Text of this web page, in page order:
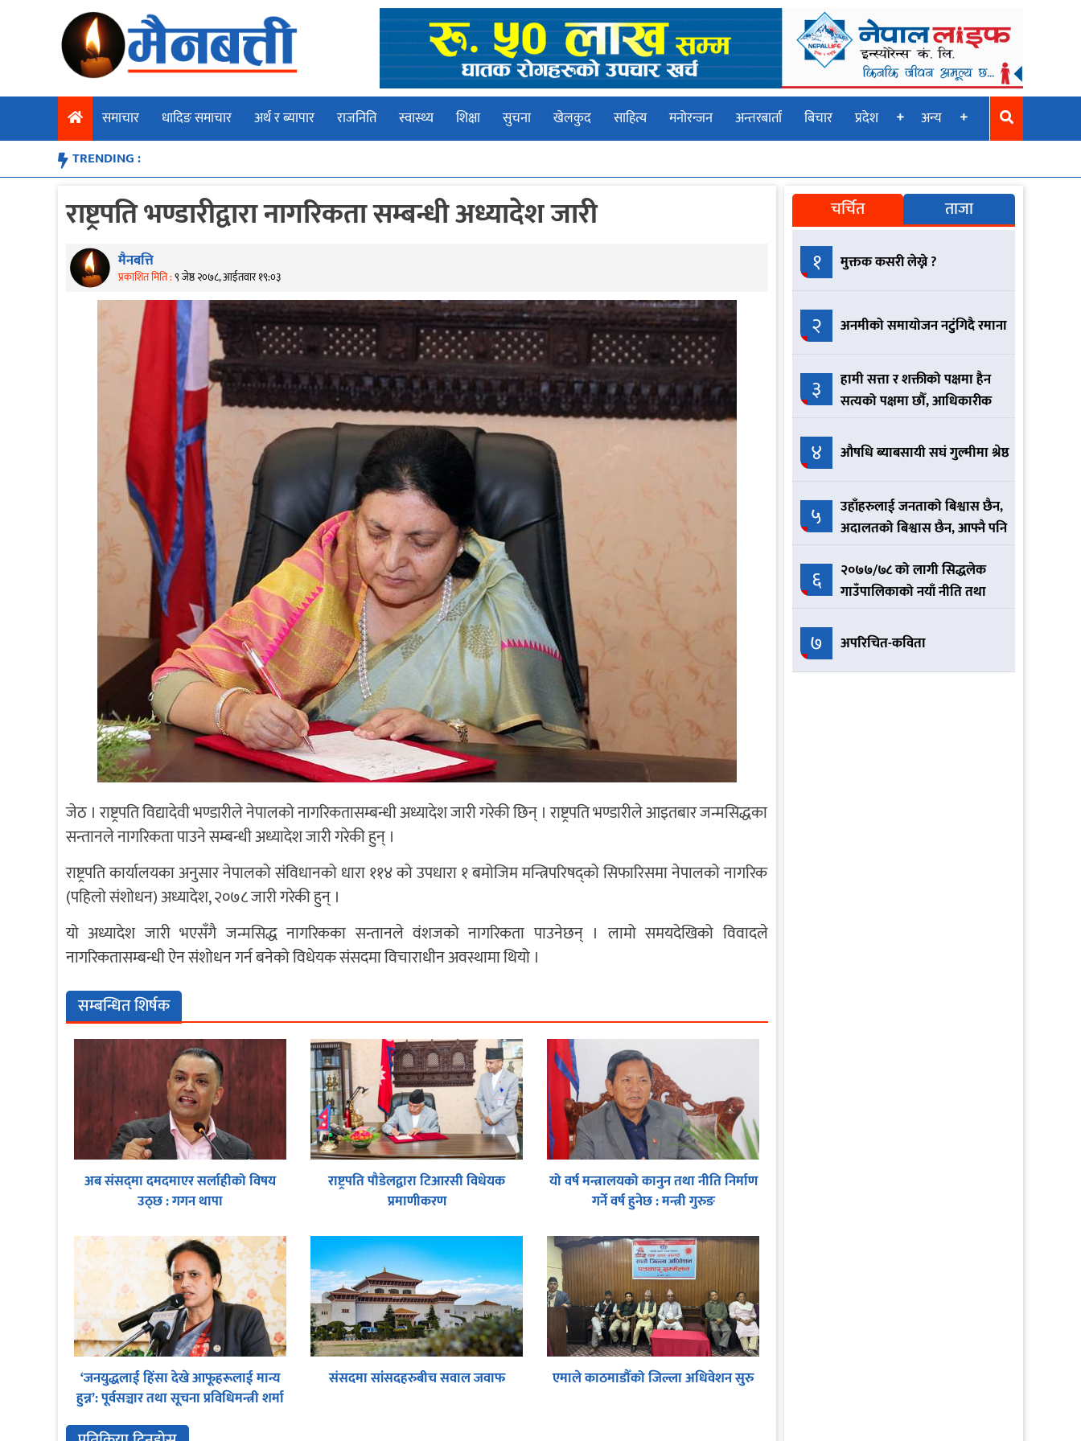
समाचार धादिङ समाचार अर्थ र ब्यापार राजनिति स्वास्थ्य शिक्षा सुचना खेलकुद साहित्य मनोरन्जन अन्तरबार्ता बिचार प्रदेश
अन्य
TRENDING :
राष्ट्रपति भण्डारीद्वारा नागरिकता सम्बन्धी अध्यादेश जारी
मैनबत्ति
प्रकाशित मिति :९ जेष्ठ २०७८, आईतवार १९:०३
जेठ । राष्ट्रपति विद्यादेवी भण्डारीले नेपालको नागरिकतासम्बन्धी अध्यादेश जारी गरेकी छिन् । राष्ट्रपति भण्डारीले आइतबार जन्मसिद्धका
सन्तानले नागरिकता पाउने सम्बन्धी अध्यादेश जारी गरेकी हुन् ।
राष्ट्रपति कार्यालयका अनुसार नेपालको संविधानको धारा ११४ को उपधारा १ बमोजिम मन्त्रिपरिषद्को सिफारिसमा नेपालको नागरिक
(पहिलो संशोधन) अध्यादेश, २०७८ जारी गरेकी हुन् ।
यो अध्यादेश जारी भएसँगै जन्मसिद्ध नागरिकका सन्तानले वंशजको नागरिकता पाउनेछन् । लामो समयदेखिको विवादले
नागरिकतासम्बन्धी ऐन संशोधन गर्न बनेको विधेयक संसदमा विचाराधीन अवस्थामा थियो ।
सम्बन्धित शिर्षक
अब संसद्‌मा दमदमाएर सर्लाहीको विषय
उठ्छ : गगन थापा
राष्ट्रपति पौडेलद्वारा टिआरसी विधेयक
प्रमाणीकरण
यो वर्ष मन्त्रालयको कानुन तथा नीति निर्माण
गर्ने वर्ष हुनेछ : मन्त्री गुरुङ
‘जनयुद्धलाई हिंसा देखे आफूहरूलाई मान्य
हुन्न’: पूर्वसञ्चार तथा सूचना प्रविधिमन्त्री शर्मा
संसदमा सांसदहरुबीच सवाल जवाफ एमाले काठमाडौँको जिल्ला अधिवेशन सुरु
चर्चित ताजा
१ मुक्तक कसरी लेख्ने ?
२ अनमीको समायोजन नटुंगिदै रमाना
३
हामी सत्ता र शक्तीको पक्षमा हैन
सत्यको पक्षमा छौँ, आधिकारीक
नेकपा हामी हौँ :- योगेश भट्टराई
४ औषधि ब्याबसायी सघं गुल्मीमा श्रेष्ठ
५
उहाँहरुलाई जनताको बिश्वास छैन,
अदालतको बिश्वास छैन, आफ्नै पनि
बिश्वास छैन त्यसैले आतिरहनु
भएको छ
६
२०७७/७८ को लागी सिद्धलेक
गाउँपालिकाको नयाँ नीति तथा
कार्यक्रम यस्तो छ ।
७ अपरिचित-कविता